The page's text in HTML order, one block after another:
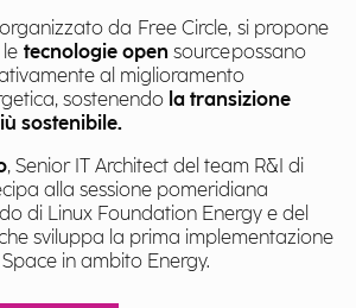
organizzato da Free Circle, si propone
tecnologie open source possano
al miglioramento
sostenendo la transizione
sostenibile.
, Senior IT Architect del team R&I di
alla sessione pomeridiana
di Linux Foundation Energy e del
sviluppa la prima implementazione
in ambito Energy.